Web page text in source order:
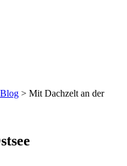
> Mit Dachzelt an der